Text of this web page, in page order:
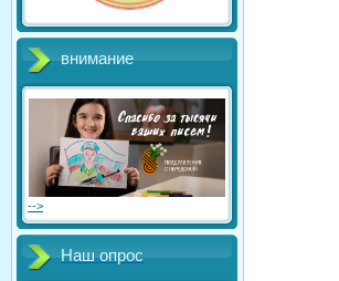
внимание
-->
Наш опрос